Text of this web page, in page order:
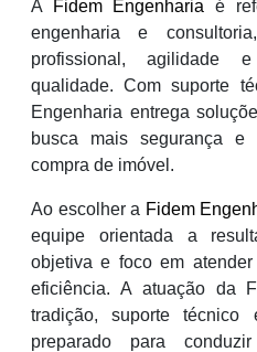
A Fidem Engenharia é
engenharia e
profissional, agilidade
qualidade. Com suporte
Engenharia entrega
busca mais segurança
compra de imóvel.
Ao escolher a Fidem
equipe orientada a
objetiva e foco em
eficiência. A atuação da
tradição, suporte técnico
preparado para